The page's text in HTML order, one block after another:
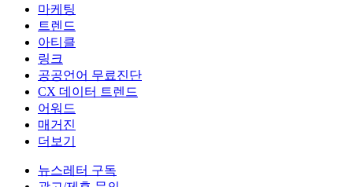
어워드
매거진
더보기
뉴스레터 구독
광고/제휴 문의
아티클
주요 카테고리
UI/UX
마케팅